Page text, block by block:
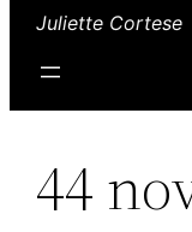
Juliette Cortese
44